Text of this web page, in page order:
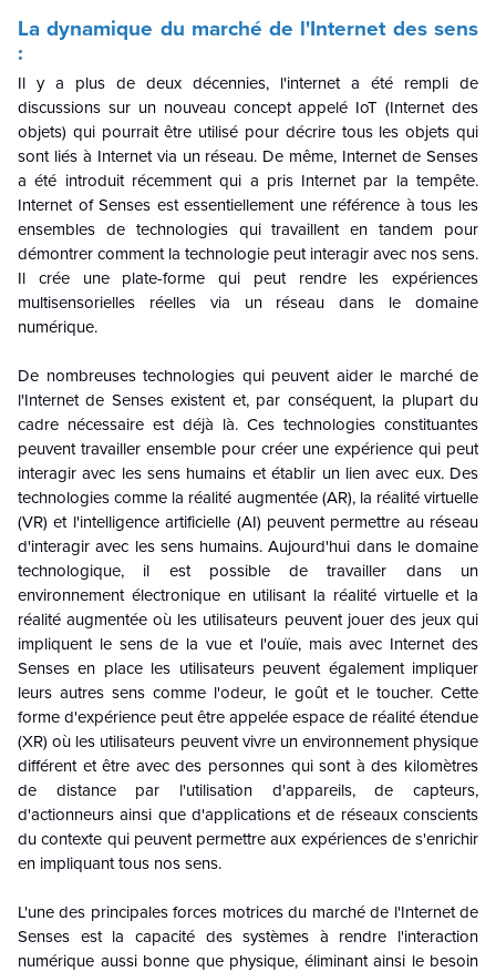
La dynamique du marché de l'Internet des sens
:
Il y a plus de deux décennies, l'internet a été rempli de
discussions sur un nouveau concept appelé IoT (Internet des
objets) qui pourrait être utilisé pour décrire tous les objets qui
sont liés à Internet via un réseau. De même, Internet de Senses
a été introduit récemment qui a pris Internet par la tempête.
Internet of Senses est essentiellement une référence à tous les
ensembles de technologies qui travaillent en tandem pour
démontrer comment la technologie peut interagir avec nos sens.
Il crée une plate-forme qui peut rendre les expériences
multisensorielles réelles via un réseau dans le domaine
numérique.
De nombreuses technologies qui peuvent aider le marché de
l'Internet de Senses existent et, par conséquent, la plupart du
cadre nécessaire est déjà là. Ces technologies constituantes
peuvent travailler ensemble pour créer une expérience qui peut
interagir avec les sens humains et établir un lien avec eux. Des
technologies comme la réalité augmentée (AR), la réalité virtuelle
(VR) et l'intelligence artificielle (AI) peuvent permettre au réseau
d'interagir avec les sens humains. Aujourd'hui dans le domaine
technologique, il est possible de travailler dans un
environnement électronique en utilisant la réalité virtuelle et la
réalité augmentée où les utilisateurs peuvent jouer des jeux qui
impliquent le sens de la vue et l'ouïe, mais avec Internet des
Senses en place les utilisateurs peuvent également impliquer
leurs autres sens comme l'odeur, le goût et le toucher. Cette
forme d'expérience peut être appelée espace de réalité étendue
(XR) où les utilisateurs peuvent vivre un environnement physique
différent et être avec des personnes qui sont à des kilomètres
de distance par l'utilisation d'appareils, de capteurs,
d'actionneurs ainsi que d'applications et de réseaux conscients
du contexte qui peuvent permettre aux expériences de s'enrichir
en impliquant tous nos sens.
L'une des principales forces motrices du marché de l'Internet de
Senses est la capacité des systèmes à rendre l'interaction
numérique aussi bonne que physique, éliminant ainsi le besoin